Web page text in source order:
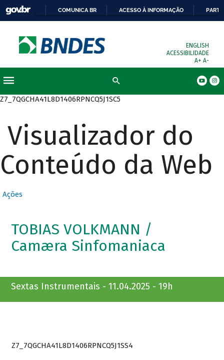
COMUNICA BR ACESSO À INFORMAÇÃO
ENGLISH
ACESSIBILIDADE
A+ A-
Z7_7QGCHA41L8D1406RPNCQ5J1SC5
Visualizador do
Conteúdo da Web
Ações
TOBIAS VOLKMANN /
Camæra Sinfomaniaca
Sextas Instrumentais - 11.04.2025 - 19h
Z7_7QGCHA41L8D1406RPNCQ5J1SS4